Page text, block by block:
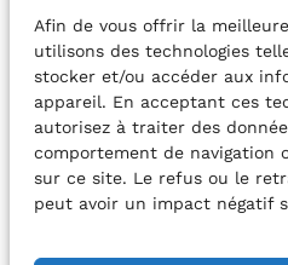
Afin de vous offrir la
utilisons des technologies
stocker et/ou accéder aux
appareil. En acceptant ces
autorisez à traiter des
comportement de navigation
sur ce site. Le refus ou le
peut avoir un impact négatif
CONTACT
©2026 Centre Avec asbl
avec le soutien de la